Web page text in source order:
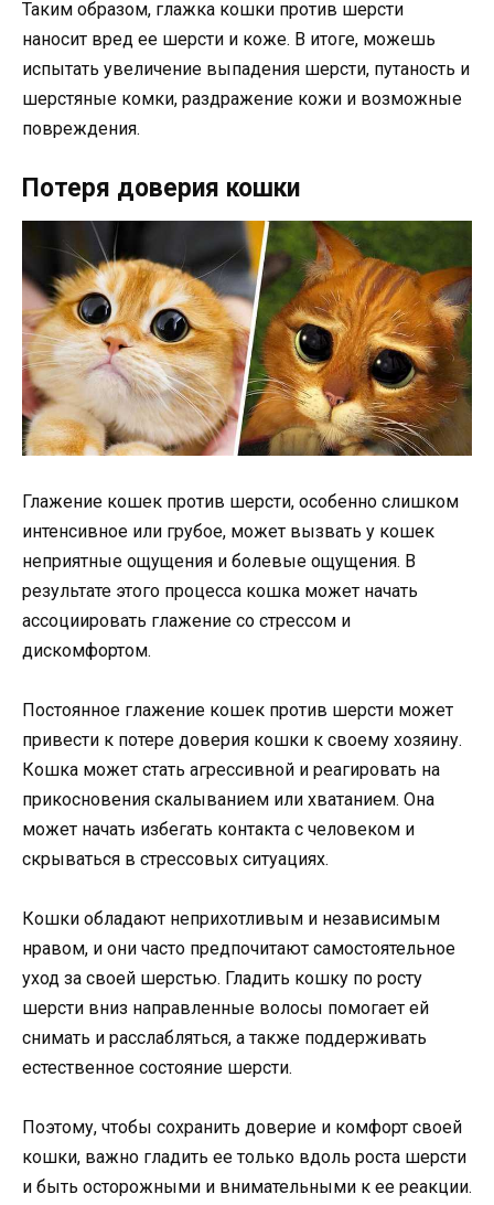
Таким образом, глажка кошки против шерсти
наносит вред ее шерсти и коже. В итоге, можешь
испытать увеличение выпадения шерсти, путаность и
шерстяные комки, раздражение кожи и возможные
повреждения.
Потеря доверия кошки
Глажение кошек против шерсти, особенно слишком
интенсивное или грубое, может вызвать у кошек
неприятные ощущения и болевые ощущения. В
результате этого процесса кошка может начать
ассоциировать глажение со стрессом и
дискомфортом.
Постоянное глажение кошек против шерсти может
привести к потере доверия кошки к своему хозяину.
Кошка может стать агрессивной и реагировать на
прикосновения скалыванием или хватанием. Она
может начать избегать контакта с человеком и
скрываться в стрессовых ситуациях.
Кошки обладают неприхотливым и независимым
нравом, и они часто предпочитают самостоятельное
уход за своей шерстью. Гладить кошку по росту
шерсти вниз направленные волосы помогает ей
снимать и расслабляться, а также поддерживать
естественное состояние шерсти.
Поэтому, чтобы сохранить доверие и комфорт своей
кошки, важно гладить ее только вдоль роста шерсти
и быть осторожными и внимательными к ее реакции.